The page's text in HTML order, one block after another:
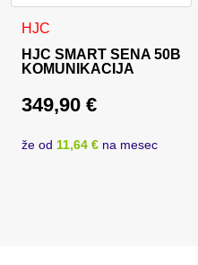
HJC
HJC SMART SENA 50B
KOMUNIKACIJA
349,90 €
že od 11,64 € na mesec